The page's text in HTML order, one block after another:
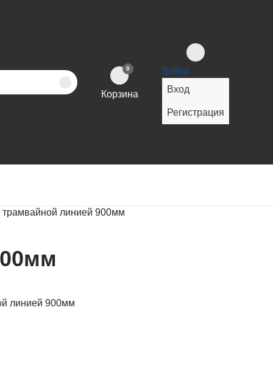
0
Корзина
Войти
Вход
Регистрация
трамвайной линией 900мм
линией 900мм